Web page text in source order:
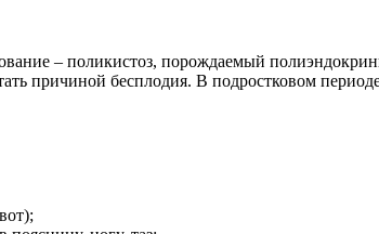
– поликистоз, порождаемый
причиной бесплодия. В подростковом